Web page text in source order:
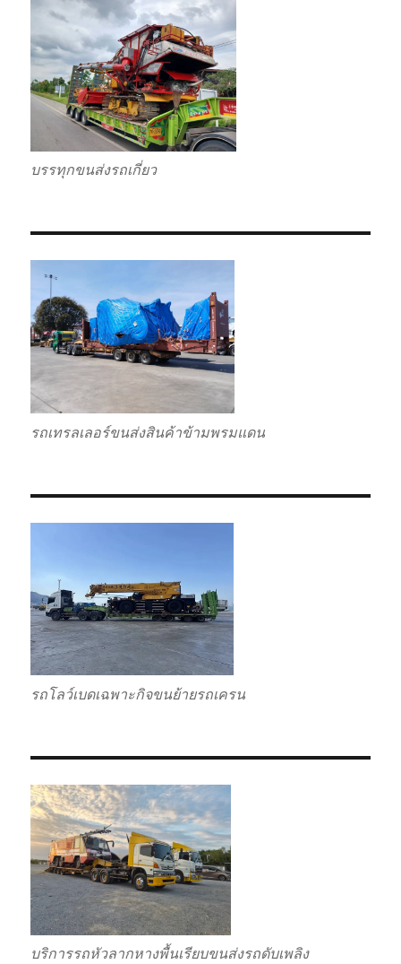
บรรทุกขนส่งรถเกี่ยว
รถเทรลเลอร์ขนส่งสินค้าข้ามพรมแดน
รถโลว์เบดเฉพาะกิจขนย้ายรถเครน
บริการรถหัวลากหางพื้นเรียบขนส่งรถดับเพลิง